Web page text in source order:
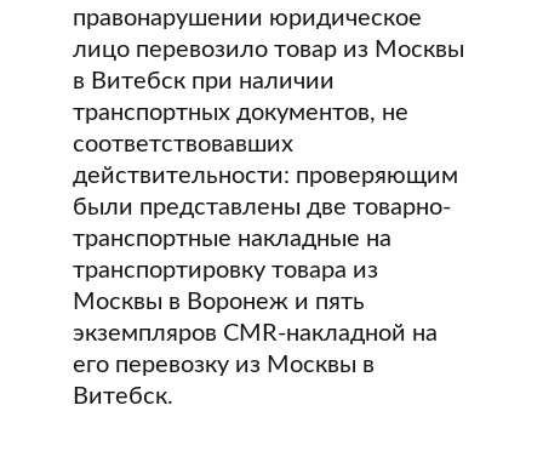
правонарушении юридическое
лицо перевозило товар из Москвы
в Витебск при наличии
транспортных документов, не
соответствовавших
действительности: проверяющим
были представлены две товарно-
транспортные накладные на
транспортировку товара из
Москвы в Воронеж и пять
экземпляров CMR-накладной на
его перевозку из Москвы в
Витебск.